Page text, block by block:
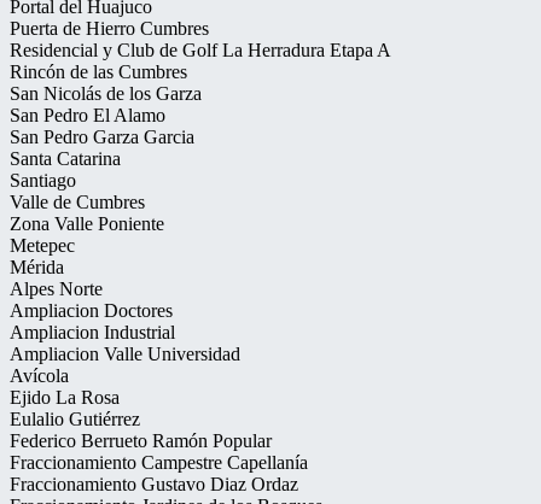
Portal del Huajuco
Puerta de Hierro Cumbres
Residencial y Club de Golf La Herradura Etapa A
Rincón de las Cumbres
San Nicolás de los Garza
San Pedro El Alamo
San Pedro Garza Garcia
Santa Catarina
Santiago
Valle de Cumbres
Zona Valle Poniente
Metepec
Mérida
Alpes Norte
Ampliacion Doctores
Ampliacion Industrial
Ampliacion Valle Universidad
Avícola
Ejido La Rosa
Eulalio Gutiérrez
Federico Berrueto Ramón Popular
Fraccionamiento Campestre Capellanía
Fraccionamiento Gustavo Diaz Ordaz